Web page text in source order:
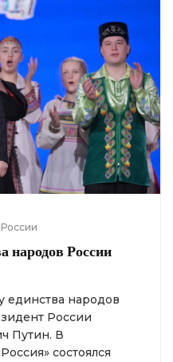
народов России
единства народов
России
Путин. В
состоялся